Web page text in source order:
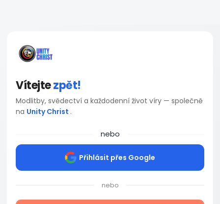
Vítejtezpět!
Modlitby, svědectví a každodenní život víry — společně
na Unity Christ .
nebo
Přihlásit přes Google
nebo